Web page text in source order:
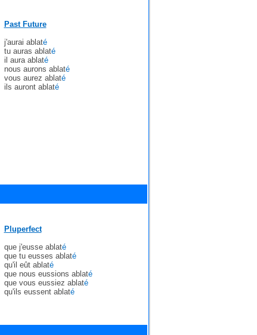
Past Future
j'aurai ablaté
tu auras ablaté
il aura ablaté
nous aurons ablaté
vous aurez ablaté
ils auront ablaté
Pluperfect
que j'eusse ablaté
que tu eusses ablaté
qu'il eût ablaté
que nous eussions ablaté
que vous eussiez ablaté
qu'ils eussent ablaté